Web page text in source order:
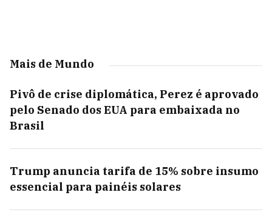
Mais de Mundo
Pivô de crise diplomática, Perez é aprovado
pelo Senado dos EUA para embaixada no
Brasil
Trump anuncia tarifa de 15% sobre insumo
essencial para painéis solares